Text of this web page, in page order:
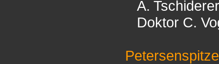
A. Tschiderer
Doktor C.
Petersenspitze